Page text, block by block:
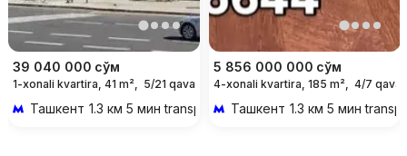
39 040 000 сўм
1-xonali kvartira, 41 m², 5/21 qavat
Ташкент 1.3 км 5 мин transportda
5 856 000 000 сўм
4-xonali kvartira, 185 m², 4/7 qavat
Ташкент 1.3 км 5 мин